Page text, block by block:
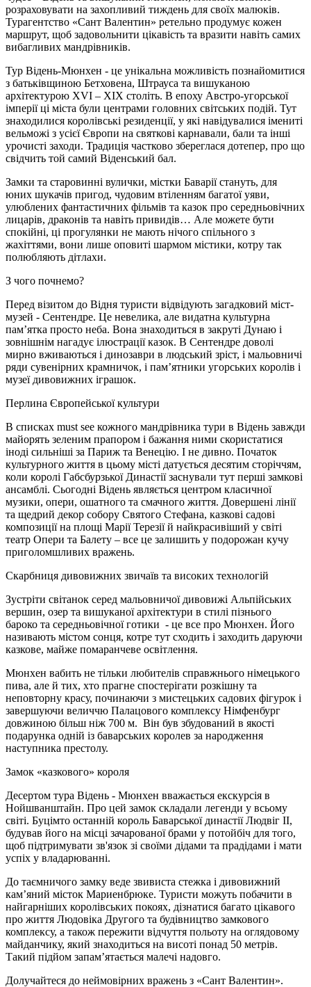
розраховувати на захопливий тиждень для своїх малюків.
Турагентство «Сант Валентин» ретельно продумує кожен
маршрут, щоб задовольнити цікавість та вразити навіть самих
вибагливих мандрівників.
Тур Відень-Мюнхен - це унікальна можливість познайомитися
з батьківщиною Бетховена, Штрауса та вишуканою
архітектурою XVI – XIX століть. В епоху Австро-угорської
імперії ці міста були центрами головних світських подій. Тут
знаходилися королівські резиденції, у які навідувалися імениті
вельможі з усієї Європи на святкові карнавали, бали та інші
урочисті заходи. Традиція частково збереглася дотепер, про що
свідчить той самий Віденський бал.
Замки та старовинні вулички, містки Баварії стануть, для
юних шукачів пригод, чудовим втіленням багатої уяви,
улюблених фантастичних фільмів та казок про середньовічних
лицарів, драконів та навіть привидів… Але можете бути
спокійні, ці прогулянки не мають нічого спільного з
жахіттями, вони лише оповиті шармом містики, котру так
полюбляють дітлахи.
З чого почнемо?
Перед візитом до Відня туристи відвідують загадковий міст-
музей - Сентендре. Це невелика, але видатна культурна
пам’ятка просто неба. Вона знаходиться в закруті Дунаю і
зовнішнім нагадує ілюстрації казок. В Сентендре доволі
мирно вживаються і динозаври в людський зріст, і мальовничі
ряди сувенірних крамничок, і пам’ятники угорських королів і
музеї дивовижних іграшок.
Перлина Європейської культури
В списках must see кожного мандрівника тури в Відень завжди
майорять зеленим прапором і бажання ними скористатися
іноді сильніші за Париж та Венецію. І не дивно. Початок
культурного життя в цьому місті датується десятим сторіччям,
коли королі Габсбурзької Династії заснували тут перші замкові
ансамблі. Сьогодні Відень являється центром класичної
музики, опери, ошатного та смачного життя. Довершені лінії
та щедрий декор собору Святого Стефана, казкові садові
композиції на площі Марії Терезії й найкрасивіший у світі
театр Опери та Балету – все це залишить у подорожан кучу
приголомшливих вражень.
Скарбниця дивовижних звичаїв та високих технологій
Зустріти світанок серед мальовничої дивовижі Альпійських
вершин, озер та вишуканої архітектури в стилі пізнього
бароко та середньовічної готики - це все про Мюнхен. Його
називають містом сонця, котре тут сходить і заходить даруючи
казкове, майже помаранчеве освітлення.
Мюнхен вабить не тільки любителів справжнього німецького
пива, але й тих, хто прагне спостерігати розкішну та
неповторну красу, починаючи з мистецьких садових фігурок і
завершуючи величчю Палацового комплексу Німфенбург
довжиною більш ніж 700 м. Він був збудований в якості
подарунка одній із баварських королев за народження
наступника престолу.
Замок «казкового» короля
Десертом тура Відень - Мюнхен вважається екскурсія в
Нойшванштайн. Про цей замок складали легенди у всьому
світі. Буцімто останній король Баварської династії Людвіг II,
будував його на місці зачарованої брами у потойбіч для того,
щоб підтримувати зв'язок зі своїми дідами та прадідами і мати
успіх у владарюванні.
До таємничого замку веде звивиста стежка і дивовижний
кам’яний місток Мариенбрюке. Туристи можуть побачити в
найгарніших королівських покоях, дізнатися багато цікавого
про життя Людовіка Другого та будівництво замкового
комплексу, а також пережити відчуття польоту на оглядовому
майданчику, який знаходиться на висоті понад 50 метрів.
Такий підйом запам’ятається малечі надовго.
Долучайтеся до неймовірних вражень з «Сант Валентин».